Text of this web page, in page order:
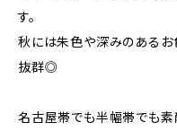
す。
秋には朱色や深みのあるお
抜群◎
名古屋帯でも半幅帯でも素